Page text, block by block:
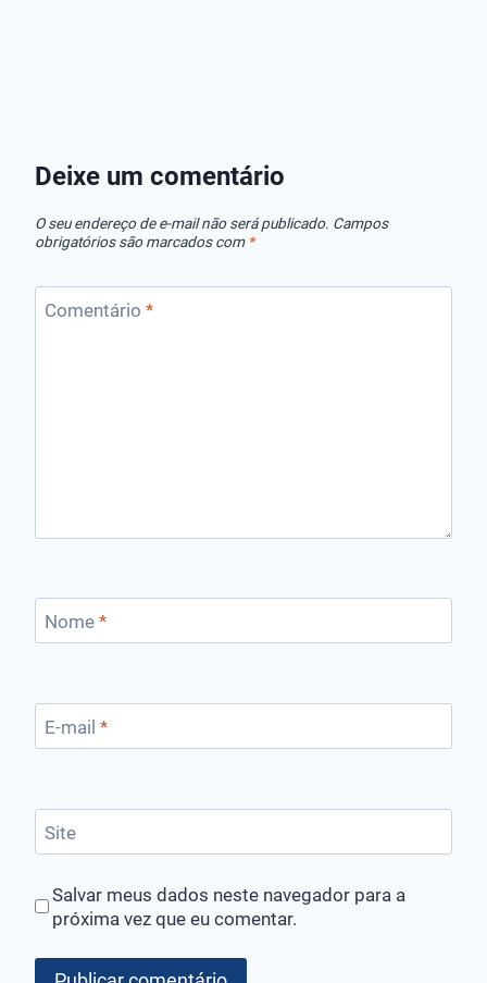
Marcas!
Deixe um comentário
O seu endereço de e-mail não será publicado. Campos
obrigatórios são marcados com *
Comentário *
Nome *
E-mail *
Site
Salvar meus dados neste navegador para a
próxima vez que eu comentar.